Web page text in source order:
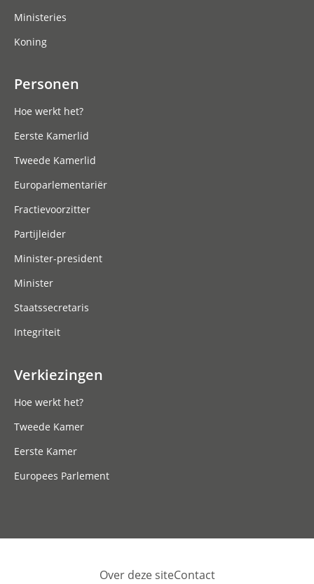
Ministeries
Koning
Personen
Hoe werkt het?
Eerste Kamerlid
Tweede Kamerlid
Europarlementariër
Fractievoorzitter
Partijleider
Minister-president
Minister
Staatssecretaris
Integriteit
Verkiezingen
Hoe werkt het?
Tweede Kamer
Eerste Kamer
Europees Parlement
Over deze siteContact